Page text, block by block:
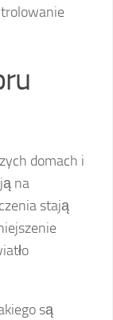
domach i
na
stają
są